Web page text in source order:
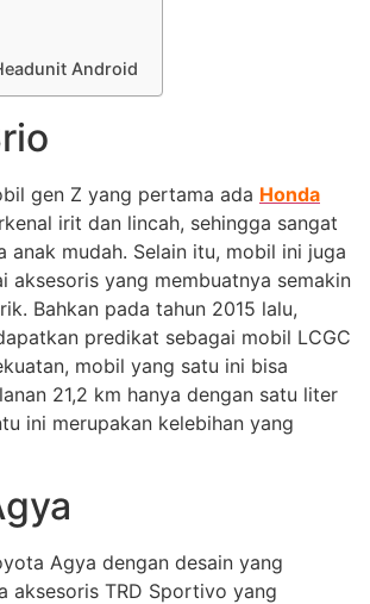
Android
gen Z yang pertama ada Honda
irit dan lincah, sehingga sangat
anak mudah. Selain itu, mobil ini juga
aksesoris yang membuatnya semakin
Bahkan pada tahun 2015 lalu,
predikat sebagai mobil LCGC
mobil yang satu ini bisa
21,2 km hanya dengan satu liter
ini merupakan kelebihan yang
Agya dengan desain yang
aksesoris TRD Sportivo yang